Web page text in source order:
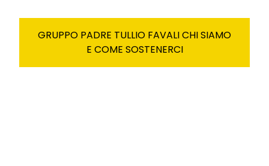
GRUPPO PADRE TULLIO FAVALI CHI SIAMO
E COME SOSTENERCI